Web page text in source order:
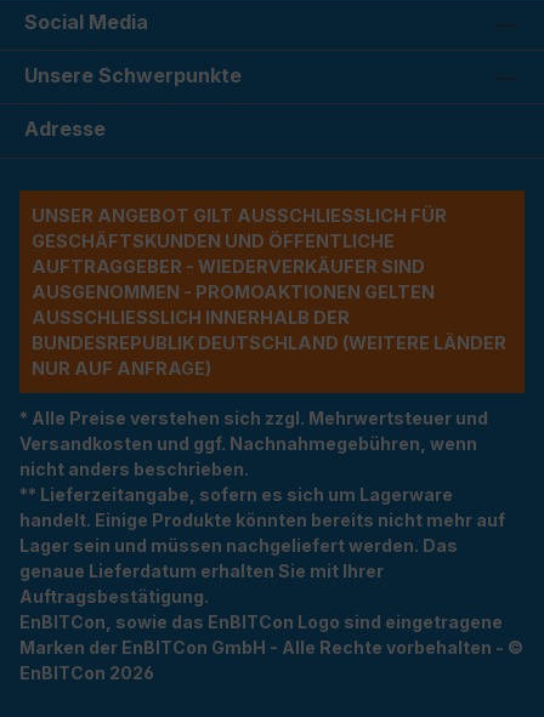
Social Media
Unsere Schwerpunkte
Adresse
UNSER ANGEBOT GILT AUSSCHLIESSLICH FÜR G
ESCHÄFTSKUNDEN UND ÖFFENTLICHE A
UFTRAGGEBER - WIEDERVERKÄUFER SIND A
USGENOMMEN - PROMOAKTIONEN GELTEN A
USSCHLIESSLICH INNERHALB DER BU
NDESREPUBLIK DEUTSCHLAND (WEITERE LÄNDER NU
R AUF ANFRAGE)
* Alle Preise verstehen sich zzgl. Mehrwertsteuer und
Versandkosten und ggf. Nachnahmegebühren, wenn
nicht anders beschrieben.
** Lieferzeitangabe, sofern es sich um Lagerware
handelt. Einige Produkte könnten bereits nicht mehr auf
Lager sein und müssen nachgeliefert werden. Das
genaue Lieferdatum erhalten Sie mit Ihrer
Auftragsbestätigung.
EnBITCon, sowie das EnBITCon Logo sind eingetragene
Marken der EnBITCon GmbH - Alle Rechte vorbehalten - ©
EnBITCon 2026